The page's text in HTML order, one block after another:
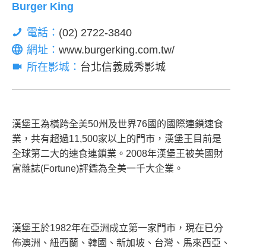
Burger King
電話： (02) 2722-3840
網址： www.burgerking.com.tw/
所在影城： 台北信義威秀影城
漢堡王為橫跨全美50州及世界76國的國際連鎖速食
業，共有超過11,500家以上的門市，漢堡王目前是
全球第二大的速食連鎖業。2008年漢堡王被美國財
富雜誌(Fortune)評鑑為全美一千大企業。
漢堡王於1982年在亞洲成立第一家門市，現在已分
佈澳洲、紐西蘭、韓國、新加坡、台灣、馬來西亞、